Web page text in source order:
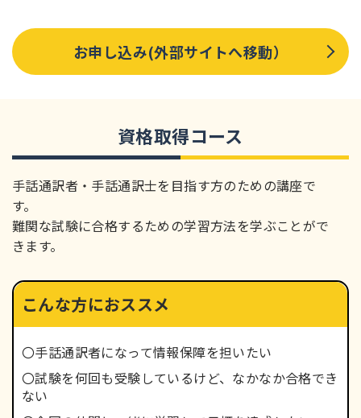
お申し込み(外部サイトへ移動）
資格取得コース
手話通訳者・手話通訳士を目指す方のための講座で
す。
難関な試験に合格するための学習方法を学ぶことがで
きます。
こんな方におススメ
〇手話通訳者になって情報保障を担いたい
〇試験を何回も受験しているけど、なかなか合格でき
ない